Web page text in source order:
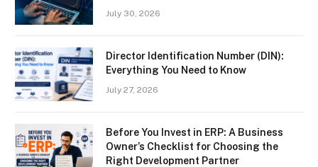
July 30, 2026
Director Identification Number (DIN):
Everything You Need to Know
July 27, 2026
Before You Invest in ERP: A Business
Owner’s Checklist for Choosing the
Right Development Partner